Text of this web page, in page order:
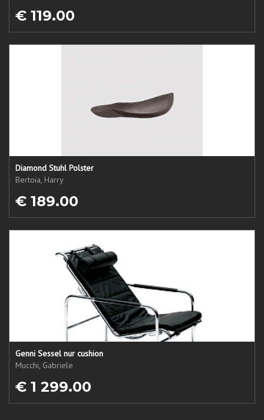
€ 119.00
Diamond Stuhl Polster
Bertoia, Harry
€ 189.00
Genni Sessel nur cushion
Mucchi, Gabriele
€ 1 299.00